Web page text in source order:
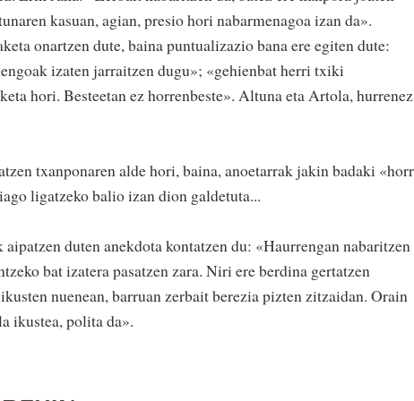
kasuan, agian, presio hori nabarmenagoa izan da».
onartzen dute, baina puntualizazio bana ere egiten dute:
izaten jarraitzen dugu»; «gehienbat herri txiki
hori. Besteetan ez horrenbeste». Altuna eta Artola, hurrenez
txanponaren alde hori, baina, anoetarrak jakin badaki
ligatzeko balio izan dion galdetuta...
duten anekdota kontatzen du: «Haurrengan nabaritzen
bat izatera pasatzen zara. Niri ere berdina gertatzen
nuenean, barruan zerbait berezia pizten zitzaidan. Orain
ikustea, polita da».